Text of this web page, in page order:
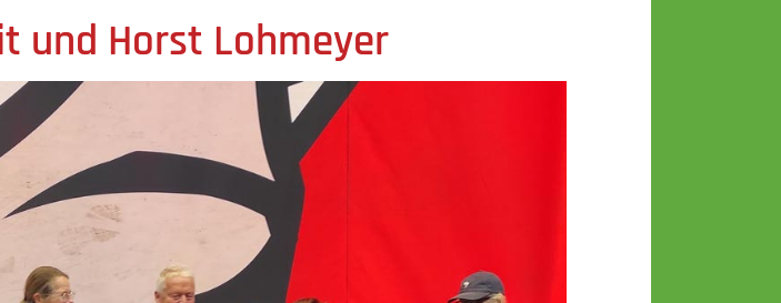
und Horst Lohmeyer